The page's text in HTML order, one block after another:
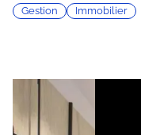
Gestion Immobilier